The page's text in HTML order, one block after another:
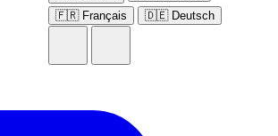
🇫🇷 Français
🇩🇪 Deutsch